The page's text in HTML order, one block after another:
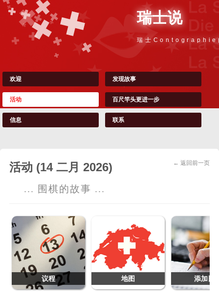
瑞士说
瑞士Contographie
欢迎 发现故事
活动 百尺竿头更进一步
信息 联系
← 返回前一页
活动 (14 二月 2026)
... 围棋的故事 ...
议程 地图 添加日